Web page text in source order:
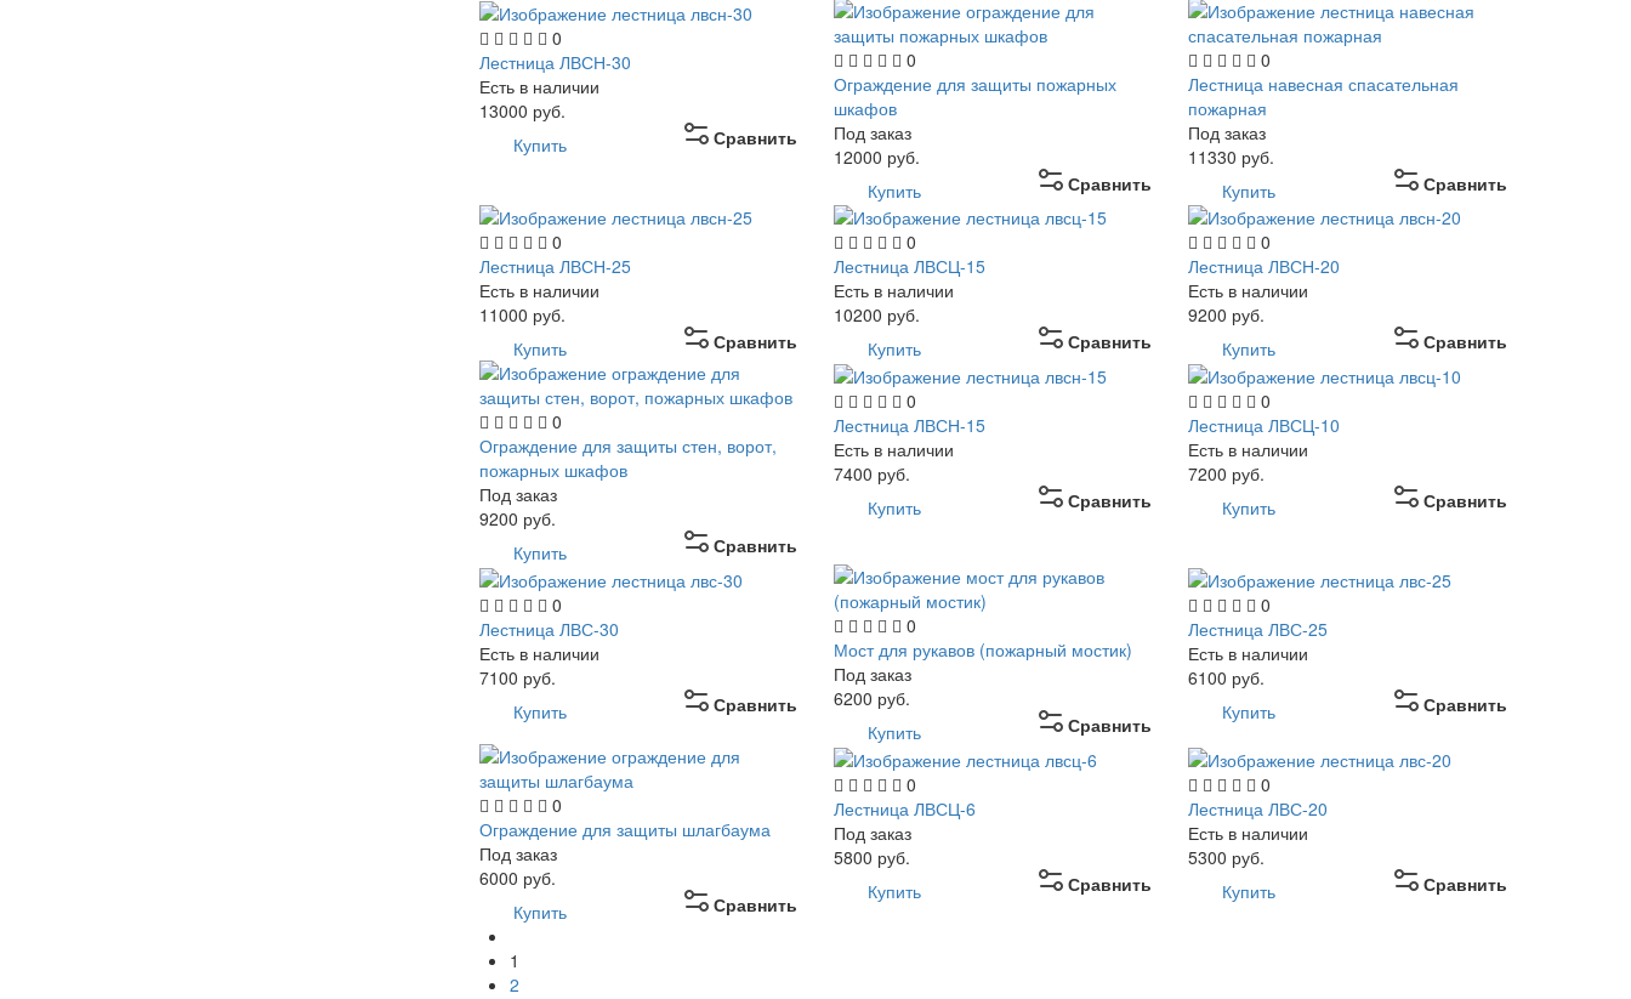
0
Лестница ЛВСН-30
Есть в наличии
13000 руб.
Сравнить
Купить
0
Ограждение для защиты пожарных
шкафов
Под заказ
12000 руб.
Сравнить
Купить
0
Лестница навесная спасательная
пожарная
Под заказ
11330 руб.
Сравнить
Купить
0
Лестница ЛВСН-25
Есть в наличии
11000 руб.
Сравнить
Купить
0
Лестница ЛВСЦ-15
Есть в наличии
10200 руб.
Сравнить
Купить
0
Лестница ЛВСН-20
Есть в наличии
9200 руб.
Сравнить
Купить
0
Ограждение для защиты стен, ворот,
пожарных шкафов
Под заказ
9200 руб.
Сравнить
Купить
0
Лестница ЛВСН-15
Есть в наличии
7400 руб.
Сравнить
Купить
0
Лестница ЛВСЦ-10
Есть в наличии
7200 руб.
Сравнить
Купить
0
Лестница ЛВС-30
Есть в наличии
7100 руб.
Сравнить
Купить
0
Мост для рукавов (пожарный мостик)
Под заказ
6200 руб.
Сравнить
Купить
0
Лестница ЛВС-25
Есть в наличии
6100 руб.
Сравнить
Купить
0
Ограждение для защиты шлагбаума
Под заказ
6000 руб.
Сравнить
Купить
0
Лестница ЛВСЦ-6
Под заказ
5800 руб.
Сравнить
Купить
0
Лестница ЛВС-20
Есть в наличии
5300 руб.
Сравнить
Купить
1
2